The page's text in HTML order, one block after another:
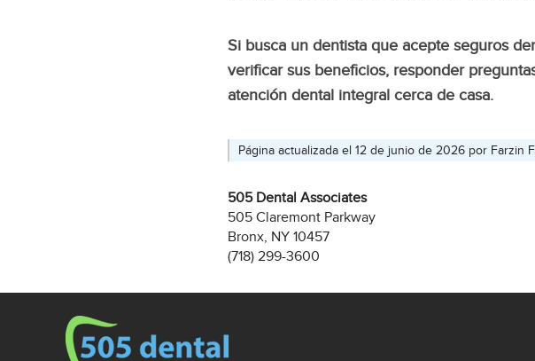
Si busca un dentista que acepte seguros
verificar sus beneficios, responder
atención dental integral cerca de casa.
Página actualizada el 12 de junio de 2026 por Farzin
505 Dental Associates
505 Claremont Parkway
Bronx, NY 10457
(718) 299-3600